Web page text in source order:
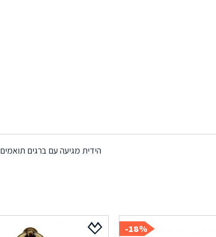
הידית מגיעה עם ברגים תואמים
18%-